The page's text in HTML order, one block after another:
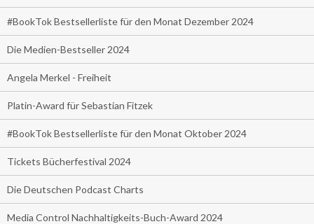
#BookTok Bestsellerliste für den Monat Dezember 2024
Die Medien-Bestseller 2024
Angela Merkel - Freiheit
Platin-Award für Sebastian Fitzek
#BookTok Bestsellerliste für den Monat Oktober 2024
Tickets Bücherfestival 2024
Die Deutschen Podcast Charts
Media Control Nachhaltigkeits-Buch-Award 2024